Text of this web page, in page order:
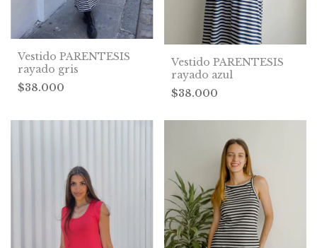
Vestido PARENTESIS
rayado gris
$38.000
Vestido PARENTESIS
rayado azul
$38.000